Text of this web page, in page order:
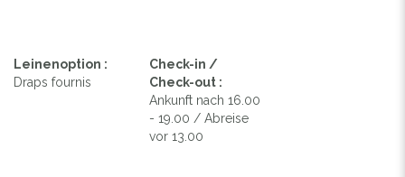
Leinenoption :
Draps fournis
Check-in /
Check-out :
Ankunft nach 16.00
- 19.00 / Abreise
vor 13.00